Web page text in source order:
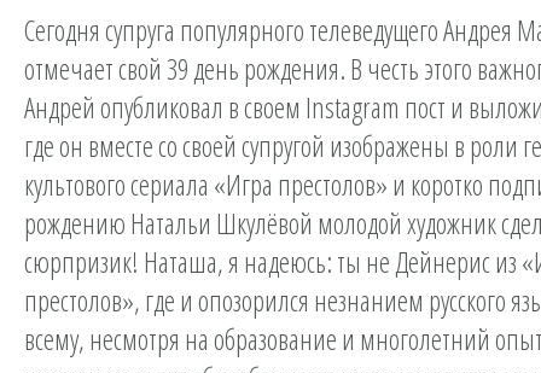
Сегодня супруга популярного телеведущего Андрея
отмечает свой 39 день рождения. В честь этого
Андрей опубликовал в своем Instagram пост и
где он вместе со своей супругой изображены в роли
культового сериала «Игра престолов» и коротко
рождению Натальи Шкулёвой молодой художник
сюрпризик! Наташа, я надеюсь: ты не Дейнерис из
престолов», где и опозорился незнанием русского
всему, несмотря на образование и многолетний